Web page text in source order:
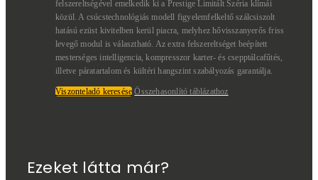
felszereltségével emelkedik ki a Prestige Limitált Széria klímái
közül. A csúcstechnológiás modell figyelemfelkeltő szálcsiszolt
hatású ezüst kivitelben kerül piacra, melyhez hővisszanyerős friss
levegő modul is választható. Az extra felszereltséget beépített
mesterséges intelligencia, kompresszor karter- és csepptálcafűtés,
illetve páratartalom és kültéri hangszint szabályozás garantálja.
Viszonteladó keresése Összehasonlító táblázathoz
Ezeket látta már?